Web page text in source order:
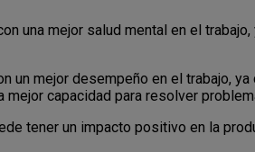
una mejor salud mental en el
un mejor desempeño en el trabajo,
capacidad para resolver
tener un impacto positivo en la